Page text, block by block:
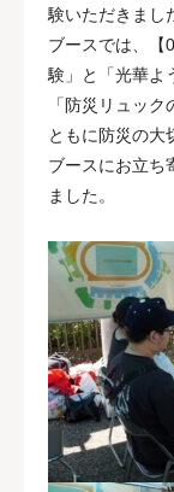
験いただきまし
ブースでは、【
験」と「光華よ
「防災リュッ
ともに防災の大
ブースにお立ち
ました。